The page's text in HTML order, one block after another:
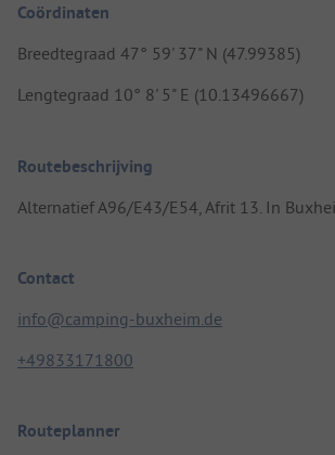
Coördinaten
Breedtegraad 47° 59' 37" N (47.99385)
Lengtegraad 10° 8' 5" E (10.13496667)
Routebeschrijving
Alternatief A96/E43/E54, Afrit 13. In
Contact
info@camping-buxheim.de
+49833171800
Routeplanner